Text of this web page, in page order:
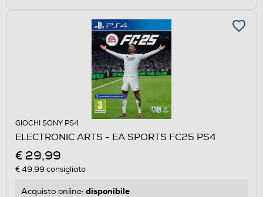
GIOCHI SONY PS4
ELECTRONIC ARTS - EA SPORTS FC25 PS4
€ 29,99
€ 49,99 consigliato
Acquisto online: disponibile